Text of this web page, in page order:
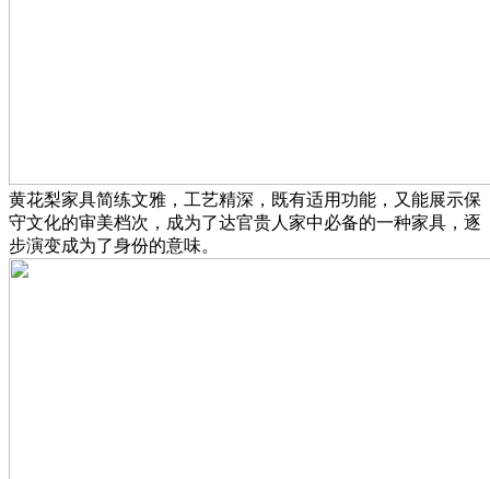
黄花梨家具简练文雅，工艺精深，既有适用功能，又能展示保
守文化的审美档次，成为了达官贵人家中必备的一种家具，逐
步演变成为了身份的意味。